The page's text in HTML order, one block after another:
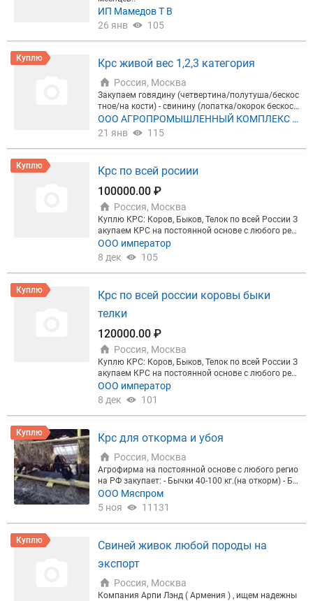
ИП Мамедов Т В
26 янв
105
Куплю Крс живой вес 1,2,3 категория
Россия, Москва
Закупаем говядину (четвертина/полутуша/бескос
тное/на кости) - свинину (лопатка/окорок бескост
ный/полутуша 1,2 категории) - субпродукты - птиц
у (цыпленок бройлер замор./бедро) - живой вес К
ООО АГРОПРОМЫШЛЕННЫЙ КОМПЛЕКС А
НМАР
21 янв 115
Куплю
Крс по всей росиии
100000.00 ₽
Россия, Москва
Куплю КРС: Коров, Быков, Телок по всей России З
акупаем КРС на постоянной основе с любого рег
иона Российской Федерации: Куплю КРС ( коровы
молочные, коровы на убой, быки на убой, телки, б
ольшие телки) Закупку провожу в любых количес
твах, по хорошим ценам. (От 1головы) Работаем
аем на своих машинах. Жду вас) Привлекательн
ые цены.
ООО император
8 дек
105
Куплю
Крс по всей россии коровы быки
телки
120000.00 ₽
Россия, Москва
Куплю КРС: Коров, Быков, Телок по всей России З
акупаем КРС на постоянной основе с любого рег
иона Российской Федерации: Куплю КРС ( коровы
молочные, коровы на убой, быки на убой, телки, б
ольшие телки) Закупку провожу в любых количес
твах, по хорошим ценам. (От 1головы) Работаем
аем на своих машинах. Жду вас) Привлекательн
ые цены.
ООО император
8 дек
101
Куплю Крс для откорма и убоя
Россия, Москва
Агрофирма на постоянной основе с любого регио
на РФ закупает: - Бычки 40-100 кг.(на откорм) - Бы
чки 100-180 кг.(на откорм) - Бычки 180-350 кг.(на
откорм) - Быки 450+ кг. (для убоя) Скидка на желу
ие договоров на постоянной основе. Безналичны
ООО Мяспром
5 ноя
11131
Куплю
Свиней живок любой породы на
экспорт
Россия, Москва
Компания Арпи Лэнд ( Армения ) , ищем надежны